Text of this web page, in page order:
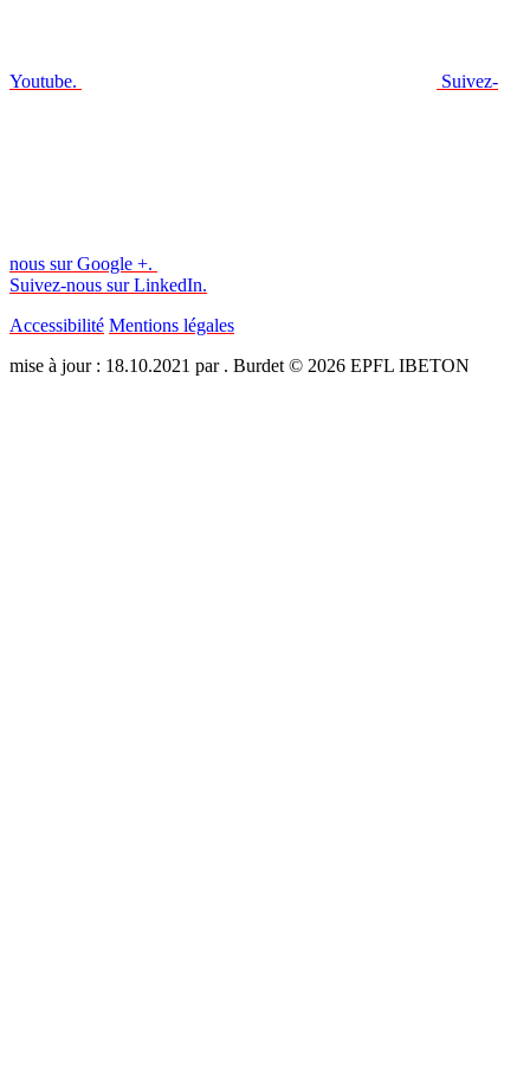
Youtube. Suivez-
nous sur Google +.
Suivez-nous sur LinkedIn.
Accessibilité Mentions légales
mise à jour : 18.10.2021 par . Burdet © 2026 EPFL IBETON